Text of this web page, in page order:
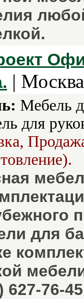
|
Мебель
для
для
627-76-45